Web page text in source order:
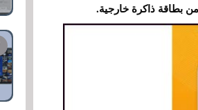
بطاقة ذاكرة خارجية.